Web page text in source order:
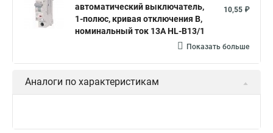
автоматический выключатель,
1-полюс, кривая отключения B,
номинальный ток 13А HL-B13/1
10,55 ₽
Показать больше
Аналоги по характеристикам